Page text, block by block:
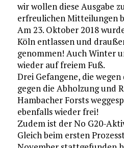
wir wollen diese Ausgabe
erfreulichen Mitteilungen
Am 23. Oktober 2018
Köln entlassen und
genommen! Auch Winter
wieder auf freiem Fuß.
Drei Gefangene, die
gegen die Abholzung und
Hambacher Forsts
ebenfalls wieder frei!
Zudem ist der No G20-
Gleich beim ersten